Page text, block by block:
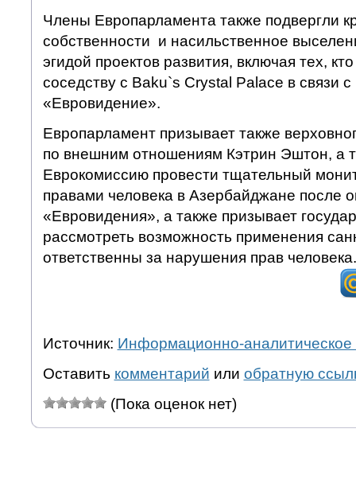
Члены Европарламента также подвергли
собственности и насильственное
эгидой проектов развития, включая тех,
соседству с Baku`s Crystal Palace в связи
«Евровидение».
Европарламент призывает также
по внешним отношениям Кэтрин Эштон, а
Еврокомиссию провести тщательный
правами человека в Азербайджане после
«Евровидения», а также призывает
рассмотреть возможность применения
ответственны за нарушения прав человека.
Источник: Информационно-аналитическое
Оставить комментарий или обратную
(Пока оценок нет)